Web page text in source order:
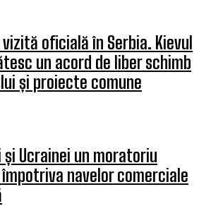
oficială în Serbia. Kievul
un acord de liber schimb
și proiecte comune
și Ucrainei un moratoriu
navelor comerciale